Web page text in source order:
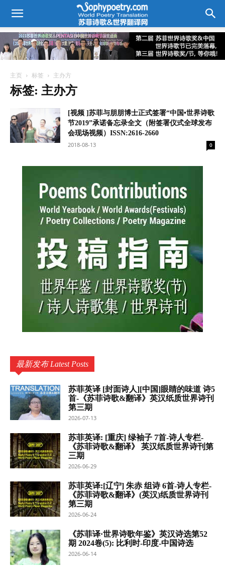
主页 标签 主办方
标签: 主办方
[视频 ]苏菲与朋朋博士正式签署“中国•世界诗歌
节2019”承诺备忘录全文（附签署仪式全球发布
会现场视频）ISSN:2616-2660
2018-08-13
0
最新发布 Latest Posts
苏菲英译 [封面诗人][中国]眼睛的味道 诗5
首-《苏菲诗歌&翻译》英汉纸质世界诗刊
第三期
2026-07-13
苏菲英译: [重庆] 绿袖子 7首-诗人专栏-
《苏菲诗歌&翻译》 英汉纸质世界诗刊第
三期
2026-06-29
苏菲英译:[辽宁] 朱赤 组诗 6首-诗人专栏-
《苏菲诗歌&翻译》(英汉)纸质世界诗刊
第三期
2026-06-24
《苏菲译·世界诗歌年鉴》英汉诗选第52
期 2024卷(5): 比利时-印度-中国诗选
2026-06-14